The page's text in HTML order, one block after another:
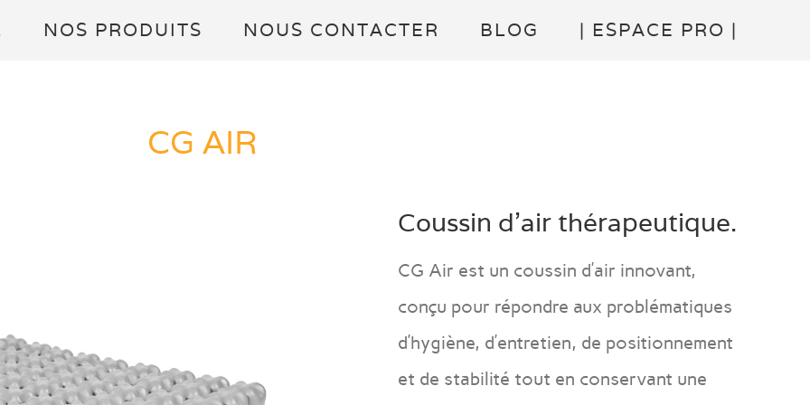
NOS PRODUITS NOUS CONTACTER BLOG | ESPACE PRO |
CG AIR
Coussin d’air thérapeutique.
CG Air est un coussin d’air innovant,
conçu pour répondre aux problématiques
d’hygiène, d’entretien, de positionnement
et de stabilité tout en conservant une